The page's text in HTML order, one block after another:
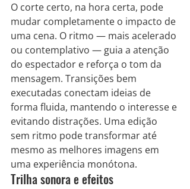
O corte certo, na hora certa, pode
mudar completamente o impacto de
uma cena. O ritmo — mais acelerado
ou contemplativo — guia a atenção
do espectador e reforça o tom da
mensagem. Transições bem
executadas conectam ideias de
forma fluida, mantendo o interesse e
evitando distrações. Uma edição
sem ritmo pode transformar até
mesmo as melhores imagens em
uma experiência monótona.
Trilha sonora e efeitos